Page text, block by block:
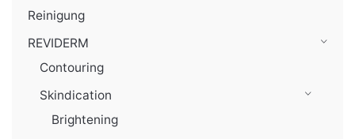
Reinigung
REVIDERM
Contouring
Skindication
Brightening